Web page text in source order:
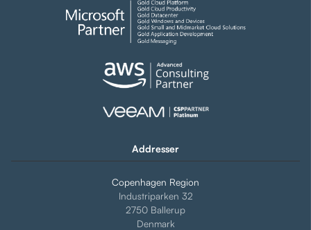
Addresser
Copenhagen Region
Industriparken 32
2750 Ballerup
Denmark